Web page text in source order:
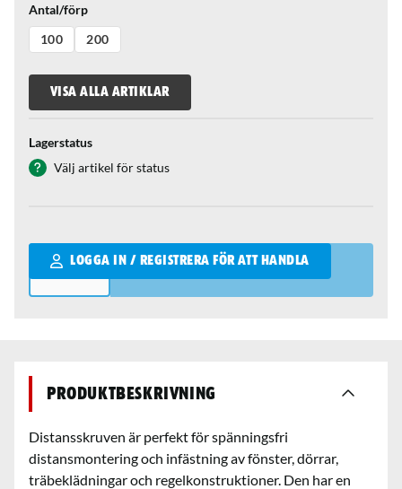
Antal/förp
100
200
VISA ALLA ARTIKLAR
Lagerstatus
Välj artikel för status
LOGGA IN / REGISTRERA FÖR ATT HANDLA
Qantity
Produktbeskrivning
Distansskruven är perfekt för spänningsfri
distansmontering och infästning av fönster, dörrar,
träbeklädningar och regelkonstruktioner. Den har en